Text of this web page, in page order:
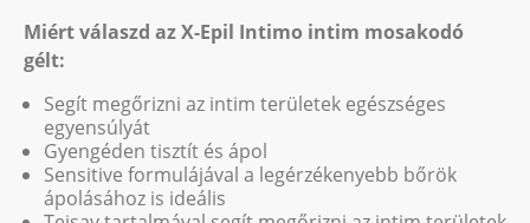
Miért válaszd az X-Epil Intimo intim mosakodó
gélt:
Segít megőrizni az intim területek egészséges
egyensúlyát
Gyengéden tisztít és ápol
Sensitive formulájával a legérzékenyebb bőrök
ápolásához is ideális